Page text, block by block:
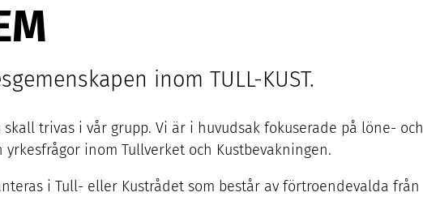
inom TULL-KUST.
trivas i vår grupp. Vi är i huvudsak fokuserade på löne- och
inom Tullverket och Kustbevakningen.
i Tull- eller Kustrådet som består av förtroendevalda från